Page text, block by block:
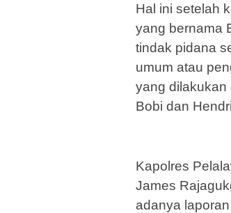
Hal ini setelah
yang bernama
tindak pidana
umum atau
yang dilakukan
Bobi dan
Kapolres
James
adanya